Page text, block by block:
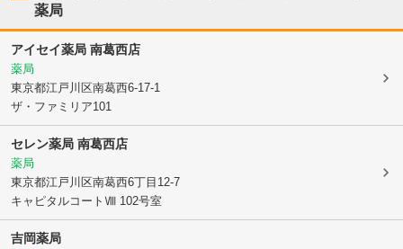
薬局
アイセイ薬局 南葛西店
薬局
東京都江戸川区南葛西6-17-1
ザ・ファミリア101
セレン薬局 南葛西店
薬局
東京都江戸川区南葛西6丁目12-7
キャピタルコートⅧ 102号室
吉岡薬局